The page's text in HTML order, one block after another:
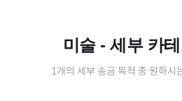
미술- 세부 카
1개의 세부 송금 목적 중 원하시